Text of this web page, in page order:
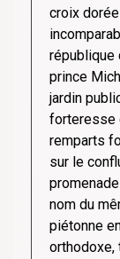
croix
république
prince
jardin
forteresse
remparts
sur le
nom du
piétonne
orthodoxe,